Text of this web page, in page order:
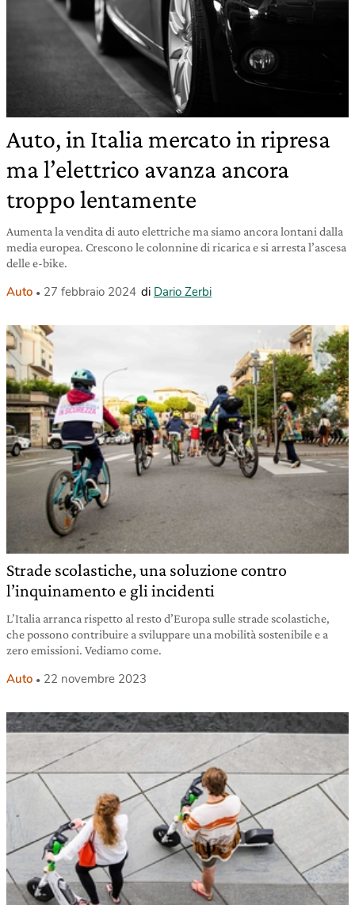
Auto, in Italia mercato in ripresa
ma l’elettrico avanza ancora
troppo lentamente
Aumenta la vendita di auto elettriche ma siamo ancora lontani dalla
media europea. Crescono le colonnine di ricarica e si arresta l’ascesa
delle e-bike.
Auto 27 febbraio 2024 di Dario Zerbi
Strade scolastiche, una soluzione contro
l’inquinamento e gli incidenti
L’Italia arranca rispetto al resto d’Europa sulle strade scolastiche,
che possono contribuire a sviluppare una mobilità sostenibile e a
zero emissioni. Vediamo come.
Auto 22 novembre 2023